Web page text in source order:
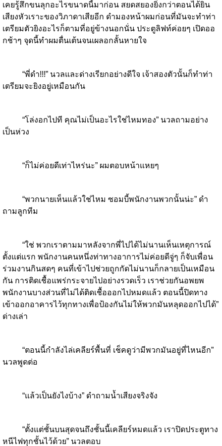
เคยรู้สึกขนลุกอะไรขนาดนี้มาก่อน สยดสยองยิ่งกว่าตอนได้ยิน
เสียงหัวเราะของวิภาดาเสียอีก ดำมองหน้าผมก่อนที่มันจะทำท่า
เตรียมตัวยิงอะไรก็ตามที่อยู่ข้างนอกนั่น ประตูลิฟท์ค่อยๆ เปิดออ
กช้าๆ จุดนี้ทำผมตื่นเต้นจนเผลอกลั้นหายใจ
“พี่ดำ!!!” นวลและด่างเรียกอย่างดีใจ เจ้าสองตัวนั้นก็ทำท่า
เตรียมจะยิงอยู่เหมือนกัน
“โล่งอกไปที คุณไม่เป็นอะไรใช่ไหมทอง” นวลถามอย่าง
เป็นห่วง
“ก็ไม่ค่อยดีเท่าไหร่นะ” ผมตอบหน้าแหยๆ
“พวกนายเห็นแล้วใช่ไหม ซอมบี้พนักงานพวกนั้นน่ะ” ดำ
ถามลูกทีม
“ใช่ พวกเราตามมาหลังจากพี่ไปได้ไม่นานเห็นเหตุการณ์
ตั้งแต่แรก พนักงานคนหนึ่งท่าทางอาการไม่ค่อยดีจู่ๆ ก็จับเพื่อน
ร่วมงานกินสดๆ คนที่เข้าไปช่วยถูกกัดไม่นานก็กลายเป็นเหมือน
กัน การติดเชื้อแพร่กระจายไปอย่างรวดเร็ว เราช่วยกันอพยพ
พนักงานบางส่วนที่ไม่ได้ติดเชื้อออกไปหมดแล้ว ตอนนี้ปิดทาง
เข้าออกอาคารไว้ทุกทางเพื่อป้องกันไม่ให้พวกมันหลุดออกไปได้”
ด่างเล่า
“ตอนนี้กำลังไล่เคลียร์พื้นที่ เช็คดูว่ามีพวกมันอยู่ที่ไหนอีก”
นวลพูดต่อ
“แล้วเป็นยังไงบ้าง” ดำถามน้ำเสียงจริงจัง
“ตั้งแต่ชั้นบนสุดจนถึงชั้นนี้เคลียร์หมดแล้ว เราปิดประตูทาง
หนีไฟทุกชั้นไว้ด้วย” นวลตอบ